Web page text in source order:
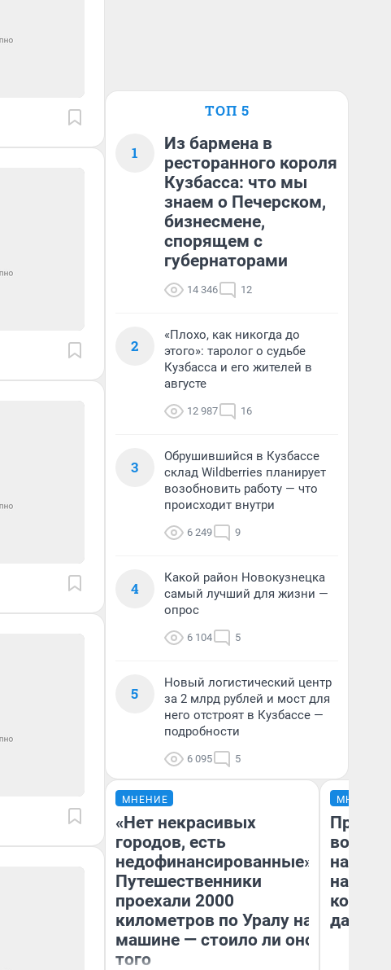
ТОП 5
1
Из бармена в
ресторанного короля
Кузбасса: что мы
знаем о Печерском,
бизнесмене,
спорящем с
губернаторами
14 346 12
2
«Плохо, как никогда до
этого»: таролог о судьбе
Кузбасса и его жителей в
августе
12 987 16
3
Обрушившийся в Кузбассе
склад Wildberries планирует
возобновить работу — что
происходит внутри
6 249 9
4
Какой район Новокузнецка
самый лучший для жизни —
опрос
6 104 5
5
Новый логистический центр
за 2 млрд рублей и мост для
него отстроят в Кузбассе —
подробности
6 095 5
МНЕНИЕ
«Нет некрасивых
городов, есть
недофинансированные».
Путешественники
проехали 2000
километров по Уралу на
машине — стоило ли оно
того
МНЕНИЕ
нам
даже